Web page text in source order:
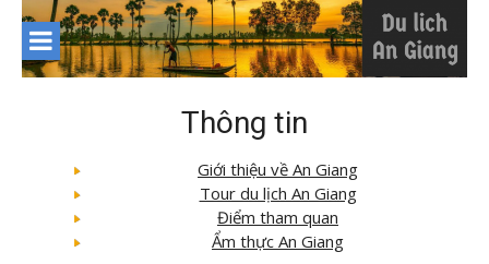
Skip
content
Thông tin
Giới thiệu về An Giang
Tour du lịch An Giang
Điểm tham quan
Ẩm thực An Giang